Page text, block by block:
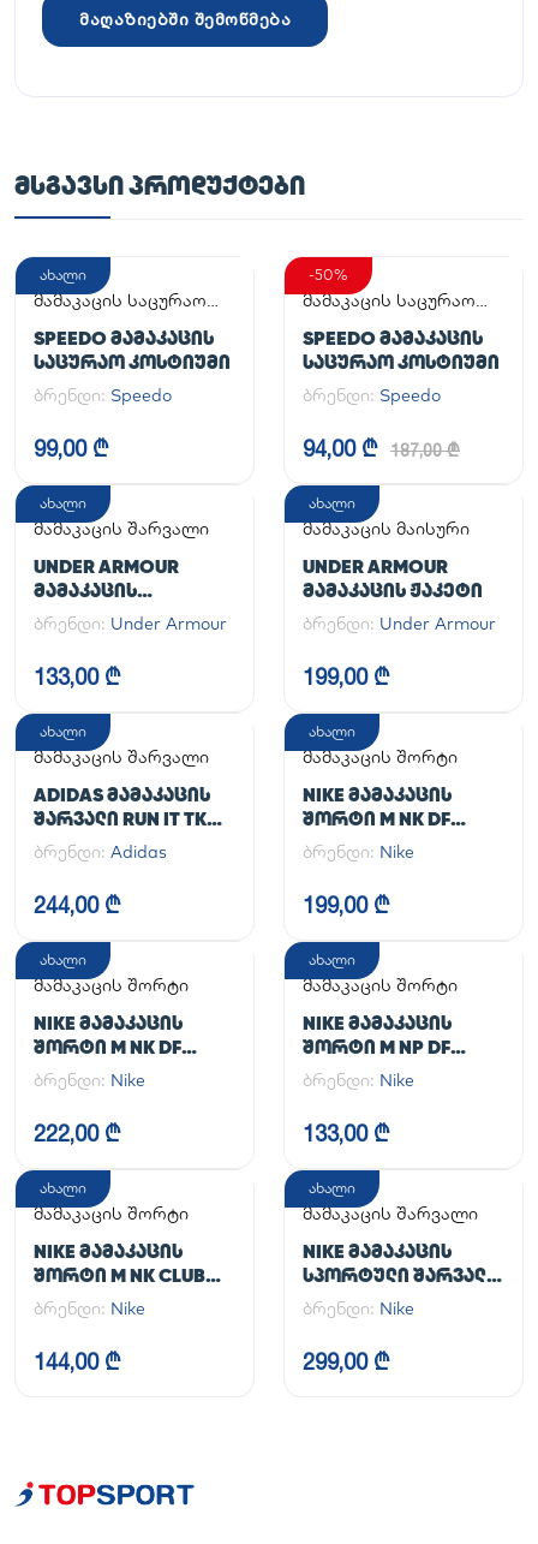
მაღაზიებში შემოწმება
ᲛᲡᲒᲐᲕᲡᲘ ᲞᲠᲝᲓᲣᲥᲢᲔᲑᲘ
ახალი
მამაკაცის საცურაო
SPEEDO ᲛᲐᲛᲐᲙᲐᲪᲘᲡ
ᲡᲐᲪᲣᲠᲐᲝ ᲙᲝᲡᲢᲘᲣᲛᲘ
ბრენდი: Speedo
99,00 ₾
-50%
მამაკაცის საცურაო
SPEEDO ᲛᲐᲛᲐᲙᲐᲪᲘᲡ
ᲡᲐᲪᲣᲠᲐᲝ ᲙᲝᲡᲢᲘᲣᲛᲘ
ბრენდი: Speedo
94,00 ₾ 187,00 ₾
ახალი
მამაკაცის შარვალი
UNDER ARMOUR
ᲛᲐᲛᲐᲙᲐᲪᲘᲡ
ᲡᲞᲝᲠᲢᲣᲚᲘ ᲨᲐᲠᲕᲐᲚᲘ
UA CG ARMOUR
LEGGINGS
ბრენდი: Under Armour
133,00 ₾
ახალი
მამაკაცის მაისური
UNDER ARMOUR
ᲛᲐᲛᲐᲙᲐᲪᲘᲡ ᲟᲐᲙᲔᲢᲘ
ბრენდი: Under Armour
199,00 ₾
ახალი
მამაკაცის შარვალი
ADIDAS ᲛᲐᲛᲐᲙᲐᲪᲘᲡ
ᲨᲐᲠᲕᲐᲚᲘ RUN IT TKO
PANT
ბრენდი: Adidas
244,00 ₾
ახალი
მამაკაცის შორტი
NIKE ᲛᲐᲛᲐᲙᲐᲪᲘᲡ
ᲨᲝᲠᲢᲘ M NK DF
UNLIMITED WVN 7IN
ბრენდი: Nike
199,00 ₾
ახალი
მამაკაცის შორტი
NIKE ᲛᲐᲛᲐᲙᲐᲪᲘᲡ
ᲨᲝᲠᲢᲘ M NK DF
UNLIMITED WVN 7IN
2IN1
ბრენდი: Nike
222,00 ₾
ახალი
მამაკაცის შორტი
NIKE ᲛᲐᲛᲐᲙᲐᲪᲘᲡ
ᲨᲝᲠᲢᲘ M NP DF
LONG SHORT
ბრენდი: Nike
133,00 ₾
ახალი
მამაკაცის შორტი
NIKE ᲛᲐᲛᲐᲙᲐᲪᲘᲡ
ᲨᲝᲠᲢᲘ M NK CLUB
FLOW SHORT
ბრენდი: Nike
144,00 ₾
ახალი
მამაკაცის შარვალი
NIKE ᲛᲐᲛᲐᲙᲐᲪᲘᲡ
ᲡᲞᲝᲠᲢᲣᲚᲘ ᲨᲐᲠᲕᲐᲚᲘ
M NK DF UNLIMITED
PANT TPR
ბრენდი: Nike
299,00 ₾